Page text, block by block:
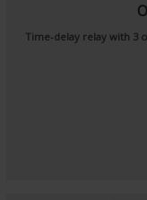
Time-delay relay with 3